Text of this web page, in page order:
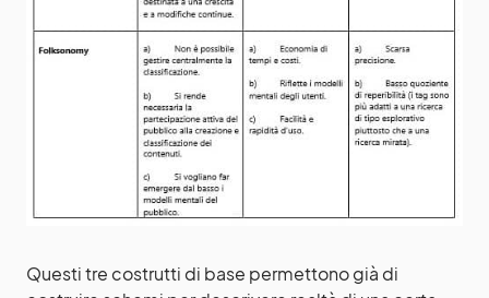
Questi tre costrutti di base permettono già di